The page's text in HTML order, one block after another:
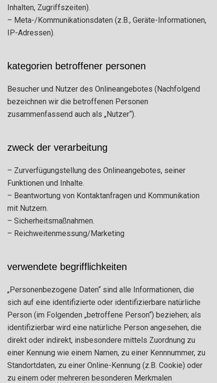
Inhalten, Zugriffszeiten).
– Meta-/Kommunikationsdaten (z.B., Geräte-Informationen,
IP-Adressen).
kategorien betroffener personen
Besucher und Nutzer des Onlineangebotes (Nachfolgend
bezeichnen wir die betroffenen Personen
zusammenfassend auch als „Nutzer“).
zweck der verarbeitung
– Zurverfügungstellung des Onlineangebotes, seiner
Funktionen und Inhalte.
– Beantwortung von Kontaktanfragen und Kommunikation
mit Nutzern.
– Sicherheitsmaßnahmen.
– Reichweitenmessung/Marketing
verwendete begrifflichkeiten
„Personenbezogene Daten“ sind alle Informationen, die
sich auf eine identifizierte oder identifizierbare natürliche
Person (im Folgenden „betroffene Person“) beziehen; als
identifizierbar wird eine natürliche Person angesehen, die
direkt oder indirekt, insbesondere mittels Zuordnung zu
einer Kennung wie einem Namen, zu einer Kennnummer, zu
Standortdaten, zu einer Online-Kennung (z.B. Cookie) oder
zu einem oder mehreren besonderen Merkmalen